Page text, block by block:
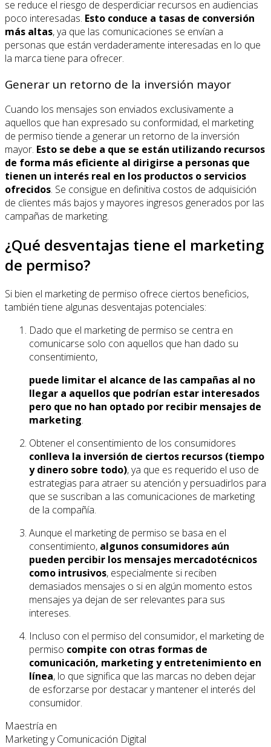
se reduce el riesgo de desperdiciar recursos en audiencias
poco interesadas. Esto conduce a tasas de conversión
más altas, ya que las comunicaciones se envían a
personas que están verdaderamente interesadas en lo que
la marca tiene para ofrecer.
Generar un retorno de la inversión mayor
Cuando los mensajes son enviados exclusivamente a
aquellos que han expresado su conformidad, el marketing
de permiso tiende a generar un retorno de la inversión
mayor. Esto se debe a que se están utilizando recursos
de forma más eficiente al dirigirse a personas que
tienen un interés real en los productos o servicios
ofrecidos. Se consigue en definitiva costos de adquisición
de clientes más bajos y mayores ingresos generados por las
campañas de marketing.
¿Qué desventajas tiene el marketing
de permiso?
Si bien el marketing de permiso ofrece ciertos beneficios,
también tiene algunas desventajas potenciales:
Dado que el marketing de permiso se centra en
comunicarse solo con aquellos que han dado su
consentimiento,
puede limitar el alcance de las campañas al no
llegar a aquellos que podrían estar interesados
pero que no han optado por recibir mensajes de
marketing.
Obtener el consentimiento de los consumidores
conlleva la inversión de ciertos recursos (tiempo
y dinero sobre todo), ya que es requerido el uso de
estrategias para atraer su atención y persuadirlos para
que se suscriban a las comunicaciones de marketing
de la compañía.
Aunque el marketing de permiso se basa en el
consentimiento, algunos consumidores aún
pueden percibir los mensajes mercadotécnicos
como intrusivos, especialmente si reciben
demasiados mensajes o si en algún momento estos
mensajes ya dejan de ser relevantes para sus
intereses.
Incluso con el permiso del consumidor, el marketing de
permiso compite con otras formas de
comunicación, marketing y entretenimiento en
línea, lo que significa que las marcas no deben dejar
de esforzarse por destacar y mantener el interés del
consumidor.
Maestría en
Marketing y Comunicación Digital